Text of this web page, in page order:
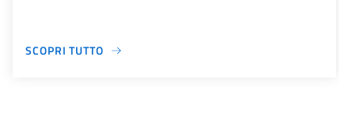
SCOPRI TUTTO